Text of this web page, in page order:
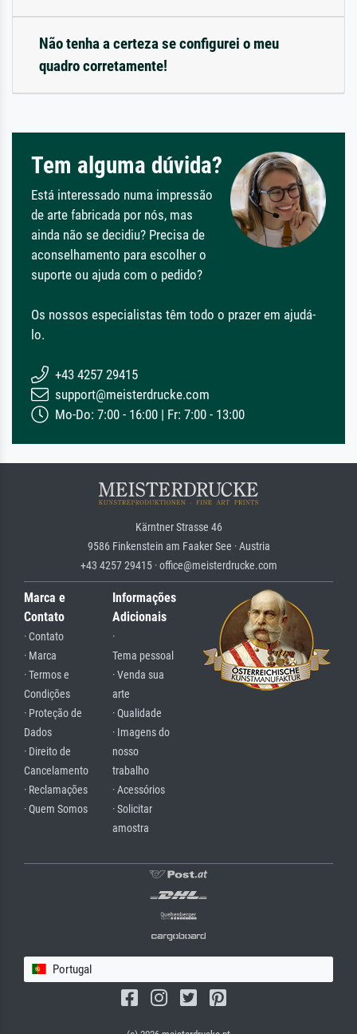
Não tenha a certeza se configurei o meu
quadro corretamente!
Tem alguma dúvida?
Está interessado numa impressão
de arte fabricada por nós, mas
ainda não se decidiu? Precisa de
aconselhamento para escolher o
suporte ou ajuda com o pedido?
Os nossos especialistas têm todo o prazer em ajudá-
lo.
+43 4257 29415
support@meisterdrucke.com
Mo-Do: 7:00 - 16:00 | Fr: 7:00 - 13:00
Kärntner Strasse 46
9586 Finkenstein am Faaker See · Austria
+43 4257 29415 · office@meisterdrucke.com
Marca e
Contato
· Contato
· Marca
· Termos e
Condições
· Proteção de
Dados
· Direito de
Cancelamento
· Reclamações
· Quem Somos
Informações
Adicionais
·
Tema pessoal
· Venda sua
arte
· Qualidade
· Imagens do
nosso
trabalho
· Acessórios
· Solicitar
amostra
Portugal